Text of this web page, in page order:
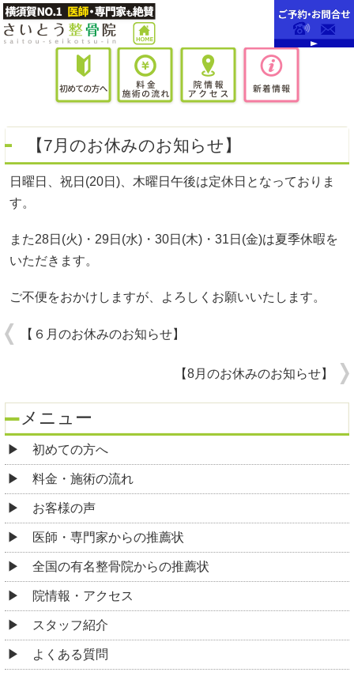
【7月のお休みのお知らせ】
日曜日、祝日(20日)、木曜日午後は定休日となっておりま
す。
また28日(火)・29日(水)・30日(木)・31日(金)は夏季休暇を
いただきます。
ご不便をおかけしますが、よろしくお願いいたします。
【６月のお休みのお知らせ】
【8月のお休みのお知らせ】
メニュー
初めての方へ
料金・施術の流れ
お客様の声
医師・専門家からの推薦状
全国の有名整骨院からの推薦状
院情報・アクセス
スタッフ紹介
よくある質問